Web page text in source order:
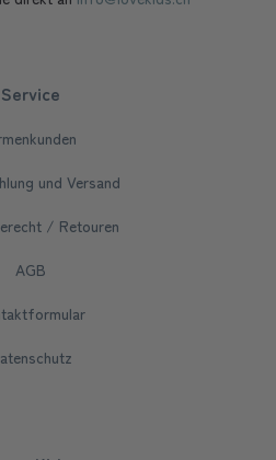
Service
und Versand
/ Retouren
AGB